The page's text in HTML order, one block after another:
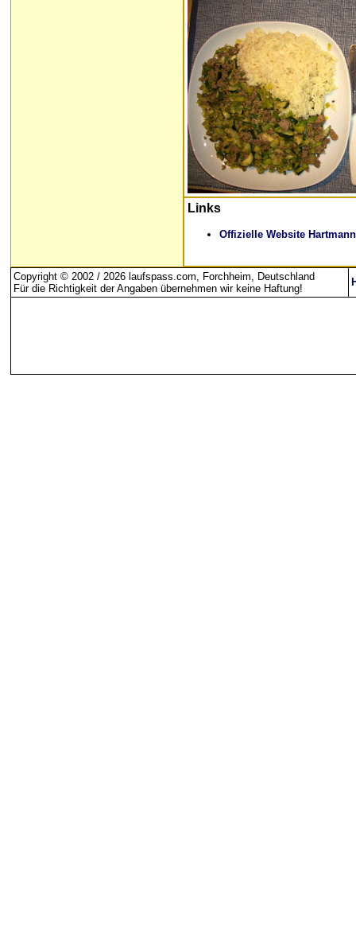
Links
Offizielle Website
Copyright © 2002 / 2026 laufspass.com, Forchheim, Deutschland
Für die Richtigkeit der Angaben übernehmen wir keine Haftung!